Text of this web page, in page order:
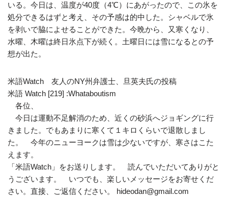
いる。今日は、温度が40度（4℃）にあがったので、この氷を
処分できるはずと考え、その予感は的中した。シャベルで氷
を剥いで脇によせることができた。今晩から、又寒くなり、
水曜、木曜は終日氷点下が続く。土曜日には雪になるとの予
想が出た。
米語Watch 友人のNY州弁護士、旦英夫氏の投稿
米語 Watch [219] :Whataboutism
各位、
今日は運動不足解消のため、近くの砂浜へジョギングに行
きました。でもあまりに寒くて１キロくらいで退散しまし
た。 今年のニューヨークは雪は少ないですが、寒さはこた
えます。
「米語Watch」をお送りします。 読んでいただいてありがと
うございます。 いつでも、楽しいメッセージをお寄せくだ
さい。直接、ご返信ください。 hideodan@gmail.com